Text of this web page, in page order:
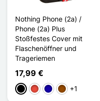
Nothing Phone (2a) /
Phone (2a) Plus
Stoßfestes Cover mit
Flaschenöffner und
Trageriemen
17,99 €
Schwarz
Rot Dunkelblau
Braun
+1